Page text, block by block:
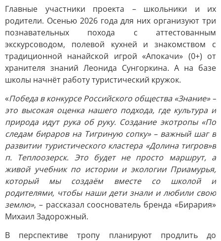
Главные участники проекта – школьники и их
родители. Осенью 2026 года для них организуют три
познавательных похода с аттестованным
экскурсоводом, полевой кухней и знакомством с
традиционной нанайской игрой «Апокачи» (0+) от
хранителя знаний Леонида Сунгоркина. А на базе
школы начнёт работу туристический кружок.
«Победа в конкурсе Российского общества «Знание» –
это высокая оценка нашего подхода, где культура и
природа идут рука об руку. Создание экотропы «По
следам бираров на Тигриную сопку» – важный шаг в
развитии туристического кластера «Долина тигров»в
п. Теплоозерск. Это будет не просто маршрут, а
живой учебник по истории и экологии Приамурья,
который мы создаём вместе со школой и
родителями, чтобы наши дети знали и любили свою
землю», – рассказал сооснователь бренда «Бирария»
Михаил Задорожный.
В перспективе тропу планируют продлить до